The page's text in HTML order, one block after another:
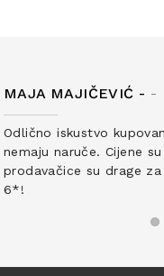
MAJA MAJIČEVIĆ - -
Odlično iskustvo
nemaju naruče. Cijene
prodavačice su drage
6*!